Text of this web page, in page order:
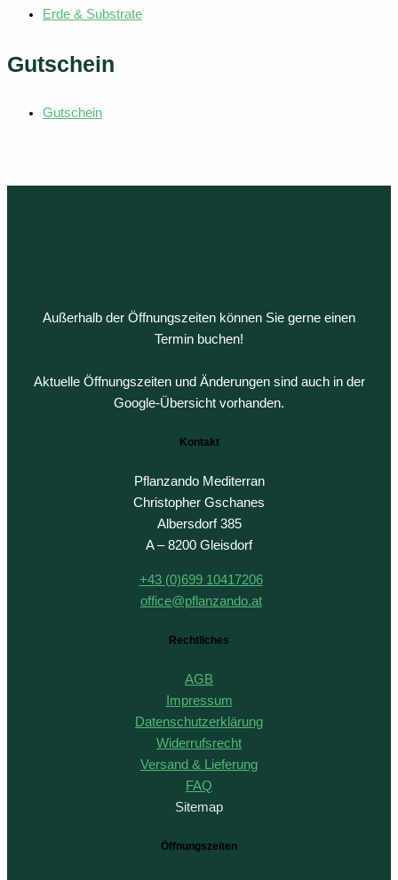
Erde & Substrate
Gutschein
Gutschein
Außerhalb der Öffnungszeiten können Sie gerne einen
Termin buchen!
Aktuelle Öffnungszeiten und Änderungen sind auch in der
Google-Übersicht vorhanden.
Kontakt
Pflanzando Mediterran
Christopher Gschanes
Albersdorf 385
A – 8200 Gleisdorf
+43 (0)699 10417206
office@pflanzando.at
Rechtliches
AGB
Impressum
Datenschutzerklärung
Widerrufsrecht
Versand & Lieferung
FAQ
Sitemap
Öffnungszeiten